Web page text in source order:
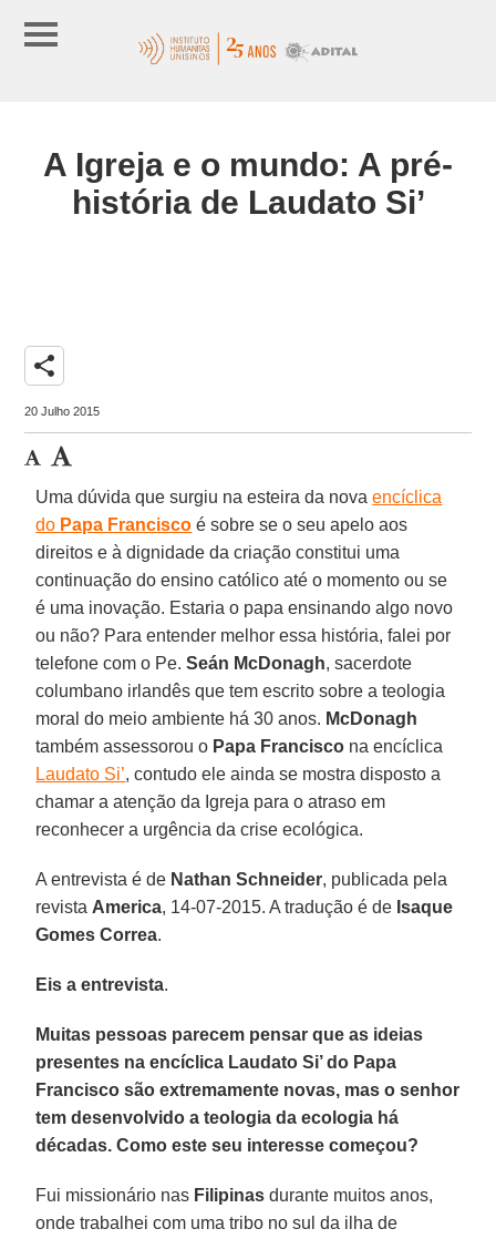
A Igreja e o mundo: A pré-
história de Laudato Si’
share
20 Julho 2015
Uma dúvida que surgiu na esteira da novaencíclica
do Papa Francisco é sobre se o seu apelo aos
direitos e à dignidade da criação constitui uma
continuação do ensino católico até o momento ou se
é uma inovação. Estaria o papa ensinando algo novo
ou não? Para entender melhor essa história, falei por
telefone com o Pe.Seán McDonagh, sacerdote
columbano irlandês que tem escrito sobre a teologia
moral do meio ambiente há 30 anos. McDonagh
também assessorou o Papa Francisco na encíclica
Laudato Si’, contudo ele ainda se mostra disposto a
chamar a atenção da Igreja para o atraso em
reconhecer a urgência da crise ecológica.
A entrevista é de Nathan Schneider, publicada pela
revista America, 14-07-2015. A tradução é de Isaque
Gomes Correa.
Eis a entrevista.
Muitas pessoas parecem pensar que as ideias
presentes na encíclica Laudato Si’ do Papa
Francisco são extremamente novas, mas o senhor
tem desenvolvido a teologia da ecologia há
décadas. Como este seu interesse começou?
Fui missionário nas Filipinas durante muitos anos,
onde trabalhei com uma tribo no sul da ilha de